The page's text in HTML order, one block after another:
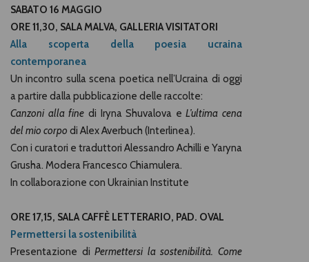
SABATO 16 MAGGIO
ORE 11,30, SALA MALVA, GALLERIA VISITATORI
Alla scoperta della poesia ucraina
contemporanea
Un incontro sulla scena poetica nell’Ucraina di oggi
a partire dalla pubblicazione delle raccolte:
Canzoni alla fine di Iryna Shuvalova eL’ultima cena
del mio corpo di Alex Averbuch (Interlinea).
Con i curatori e traduttori Alessandro Achilli e Yaryna
Grusha. Modera Francesco Chiamulera.
In collaborazione con Ukrainian Institute
ORE 17,15, SALA CAFFÈ LETTERARIO, PAD. OVAL
Permettersi la sostenibilità
Presentazione di Permettersi la sostenibilità. Come